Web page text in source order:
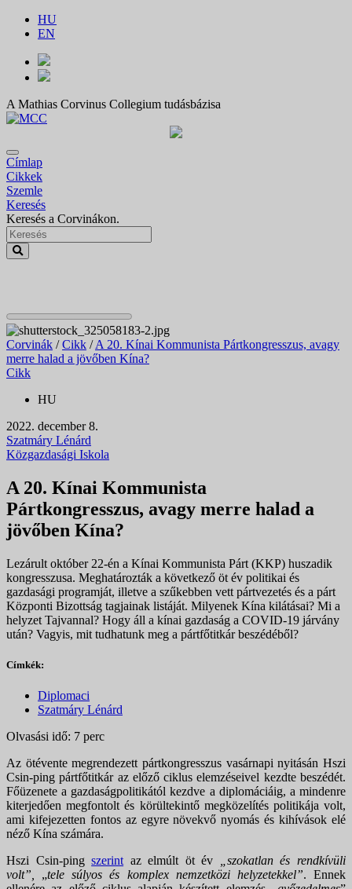
HU
EN
A Mathias Corvinus Collegium tudásbázisa
Címlap
Cikkek
Szemle
Keresés
Keresés a Corvinákon.
Corvinák /Cikk /A 20. Kínai Kommunista Pártkongresszus, avagy
merre halad a jövőben Kína?
Cikk
HU
2022. december 8.
Szatmáry Lénárd
Közgazdasági Iskola
A 20. Kínai Kommunista
Pártkongresszus, avagy merre halad a
jövőben Kína?
Lezárult október 22-én a Kínai Kommunista Párt (KKP) huszadik
kongresszusa. Meghatározták a következő öt év politikai és
gazdasági programját, illetve a szűkebben vett pártvezetés és a párt
Központi Bizottság tagjainak listáját. Milyenek Kína kilátásai? Mi a
helyzet Tajvannal? Hogy áll a kínai gazdaság a COVID-19 járvány
után? Vagyis, mit tudhatunk meg a pártfőtitkár beszédéből?
Címkék:
Diplomaci
Szatmáry Lénárd
Olvasási idő: 7 perc
Az ötévente megrendezett pártkongresszus vasárnapi nyitásán Hszi
Csin-ping pártfőtitkár az előző ciklus elemzéseivel kezdte beszédét.
Főüzenete a gazdaságpolitikától kezdve a diplomáciáig, a mindenre
kiterjedően megfontolt és körültekintő megközelítés politikája volt,
ami kifejezetten fontos az egyre növekvő nyomás és kihívások elé
néző Kína számára.
Hszi Csin-pingszerint az elmúlt öt év
„szokatlan és rendkívüli
volt”,
„tele súlyos és komplex nemzetközi helyzetekkel”. Ennek